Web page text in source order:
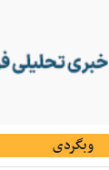
وبگردی